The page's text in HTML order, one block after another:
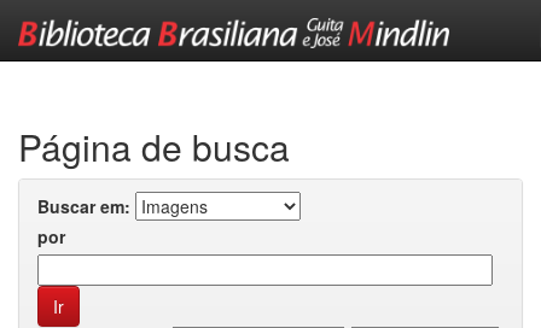
Página de busca
Buscar em:
por